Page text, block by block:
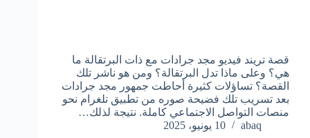
قصة تريند فيديو مجد جرادات مع ذات البرتقالة ما
هي؟ وعلى ماذا تدل البرتقالة؟ ومن هو ناشر تلك
القصة؟ تساؤلات كثيرة أحاطت جمهور مجد جرادات
بعد تسريب تلك فضيحة صوره من تطبيق تلغرام نحو
منصات التواصل الاجتماعي كاملة. نتيجة لذلك…
abaq
10 يونيو، 2025